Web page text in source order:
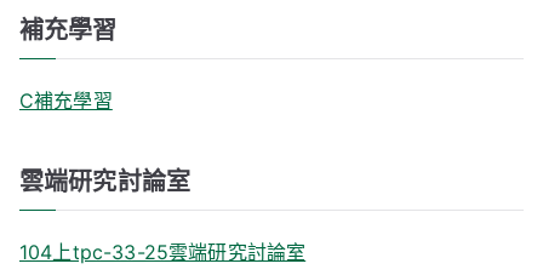
補充學習
C補充學習
雲端研究討論室
104上tpc-33-25雲端研究討論室